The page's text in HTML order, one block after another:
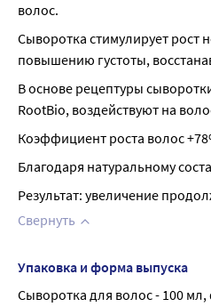
волос.
Сыворотка стимулирует рост
повышению густоты,
В основе рецептуры
RootBio, воздействуют на
Коэффициент роста волос
Благодаря натуральному
Результат: увеличение
Свернуть
Упаковка и форма выпуска
Сыворотка для волос - 100